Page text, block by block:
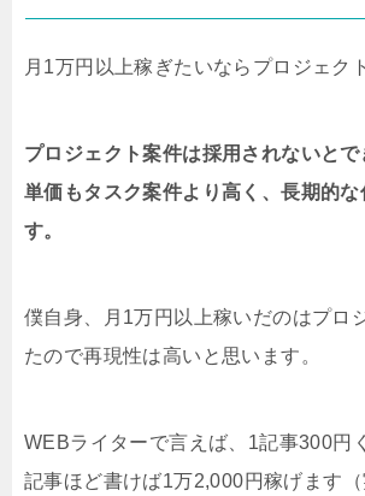
月1万円以上稼ぎたいならプロジェク
プロジェクト案件は採用されないとで
単価もタスク案件より高く、長期的
す。
僕自身、月1万円以上稼いだのはプロ
たので再現性は高いと思います。
WEBライターで言えば、1記事300円
記事ほど書けば1万2,000円稼げます（